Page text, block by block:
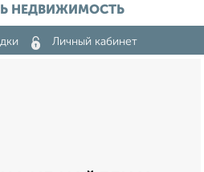
НЕДВИЖИМОСТЬ
Личный кабинет